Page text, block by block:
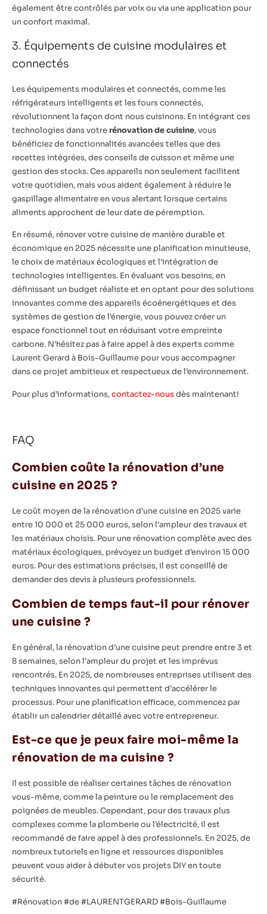
également être contrôlés par voix ou via une application pour
un confort maximal.
3. Équipements de cuisine modulaires et
connectés
Les équipements modulaires et connectés, comme les
réfrigérateurs intelligents et les fours connectés,
révolutionnent la façon dont nous cuisinons. En intégrant ces
technologies dans votre rénovation de cuisine, vous
bénéficiez de fonctionnalités avancées telles que des
recettes intégrées, des conseils de cuisson et même une
gestion des stocks. Ces appareils non seulement facilitent
votre quotidien, mais vous aident également à réduire le
gaspillage alimentaire en vous alertant lorsque certains
aliments approchent de leur date de péremption.
En résumé, rénover votre cuisine de manière durable et
économique en 2025 nécessite une planification minutieuse,
le choix de matériaux écologiques et l’intégration de
technologies intelligentes. En évaluant vos besoins, en
définissant un budget réaliste et en optant pour des solutions
innovantes comme des appareils écoénergétiques et des
systèmes de gestion de l’énergie, vous pouvez créer un
espace fonctionnel tout en réduisant votre empreinte
carbone. N’hésitez pas à faire appel à des experts comme
Laurent Gerard à Bois-Guillaume pour vous accompagner
dans ce projet ambitieux et respectueux de l’environnement.
Pour plus d’informations,contactez-nousdès maintenant!
FAQ
Combien coûte la rénovation d’une
cuisine en 2025 ?
Le coût moyen de la rénovation d’une cuisine en 2025 varie
entre 10 000 et 25 000 euros, selon l’ampleur des travaux et
les matériaux choisis. Pour une rénovation complète avec des
matériaux écologiques, prévoyez un budget d’environ 15 000
euros. Pour des estimations précises, il est conseillé de
demander des devis à plusieurs professionnels.
Combien de temps faut-il pour rénover
une cuisine ?
En général, la rénovation d’une cuisine peut prendre entre 3 et
8 semaines, selon l’ampleur du projet et les imprévus
rencontrés. En 2025, de nombreuses entreprises utilisent des
techniques innovantes qui permettent d’accélérer le
processus. Pour une planification efficace, commencez par
établir un calendrier détaillé avec votre entrepreneur.
Est-ce que je peux faire moi-même la
rénovation de ma cuisine ?
Il est possible de réaliser certaines tâches de rénovation
vous-même, comme la peinture ou le remplacement des
poignées de meubles. Cependant, pour des travaux plus
complexes comme la plomberie ou l’électricité, il est
recommandé de faire appel à des professionnels. En 2025, de
nombreux tutoriels en ligne et ressources disponibles
peuvent vous aider à débuter vos projets DIY en toute
sécurité.
#Rénovation #de #LAURENTGERARD #Bois-Guillaume